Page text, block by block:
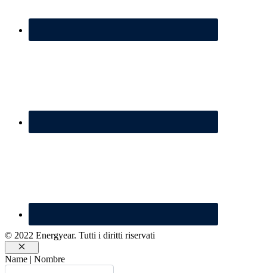
© 2022 Energyear. Tutti i diritti riservati
Chiudi
Name | Nombre